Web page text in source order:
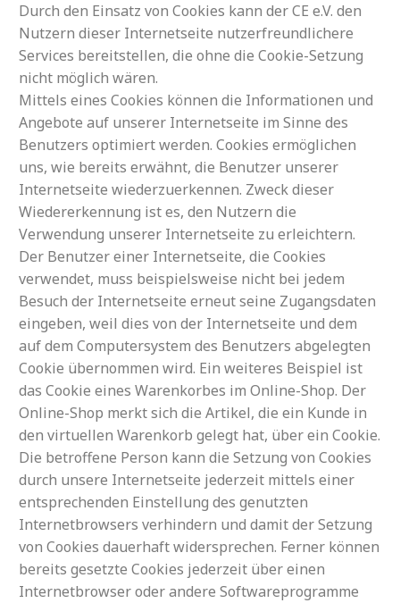
Durch den Einsatz von Cookies kann der CE e.V. den
Nutzern dieser Internetseite nutzerfreundlichere
Services bereitstellen, die ohne die Cookie-Setzung
nicht möglich wären.
Mittels eines Cookies können die Informationen und
Angebote auf unserer Internetseite im Sinne des
Benutzers optimiert werden. Cookies ermöglichen
uns, wie bereits erwähnt, die Benutzer unserer
Internetseite wiederzuerkennen. Zweck dieser
Wiedererkennung ist es, den Nutzern die
Verwendung unserer Internetseite zu erleichtern.
Der Benutzer einer Internetseite, die Cookies
verwendet, muss beispielsweise nicht bei jedem
Besuch der Internetseite erneut seine Zugangsdaten
eingeben, weil dies von der Internetseite und dem
auf dem Computersystem des Benutzers abgelegten
Cookie übernommen wird. Ein weiteres Beispiel ist
das Cookie eines Warenkorbes im Online-Shop. Der
Online-Shop merkt sich die Artikel, die ein Kunde in
den virtuellen Warenkorb gelegt hat, über ein Cookie.
Die betroffene Person kann die Setzung von Cookies
durch unsere Internetseite jederzeit mittels einer
entsprechenden Einstellung des genutzten
Internetbrowsers verhindern und damit der Setzung
von Cookies dauerhaft widersprechen. Ferner können
bereits gesetzte Cookies jederzeit über einen
Internetbrowser oder andere Softwareprogramme